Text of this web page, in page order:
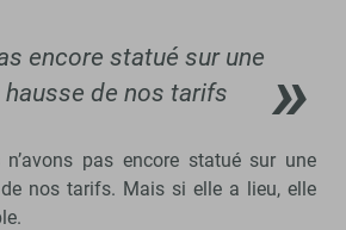
encore statué sur une
hausse de nos tarifs
n’avons pas encore statué sur une
nos tarifs. Mais si elle a lieu, elle